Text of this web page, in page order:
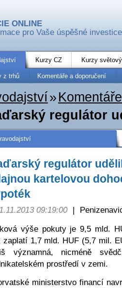
ONLINE
pro Vaše úspěšné investice
Kurzy CZ Kurzy
z trhů Komentáře a doporučení
»
regulátor
regulátor
kartelovou
09:19:00 |
výše pokuty je 9,5 mld.
zaplatí 1,7 mld. HUF (5,7 mil.
významná, nicméně
prostředí v zemi.
ministerstvo financí